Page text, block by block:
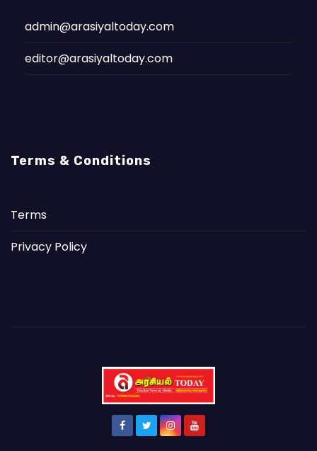
admin@arasiyaltoday.com
editor@arasiyaltoday.com
Terms & Conditions
Terms
Privacy Policy